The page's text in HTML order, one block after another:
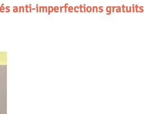
anti-imperfections gratuits